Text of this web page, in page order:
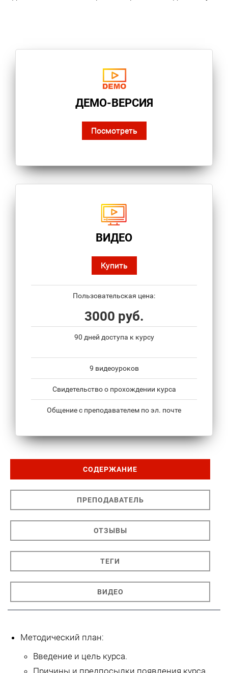
ДЕМО-ВЕРСИЯ
Посмотреть
ВИДЕО
Купить
Пользовательская цена:
3000 руб.
90 дней доступа к курсу
9 видеоуроков
Свидетельство о прохождении курса
Общение с преподавателем по эл. почте
СОДЕРЖАНИЕ
ПРЕПОДАВАТЕЛЬ
ОТЗЫВЫ
ТЕГИ
ВИДЕО
Методический план:
Введение и цель курса.